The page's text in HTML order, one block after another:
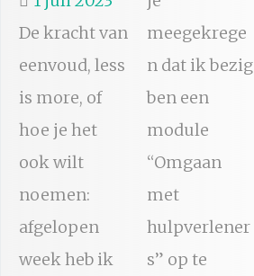
De kracht van
eenvoud, less
is more, of
hoe je het
ook wilt
noemen:
afgelopen
week heb ik
meegekrege
n dat ik bezig
ben een
module
“Omgaan
met
hulpverlener
s” op te